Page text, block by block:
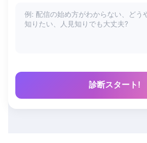
診断スタート!